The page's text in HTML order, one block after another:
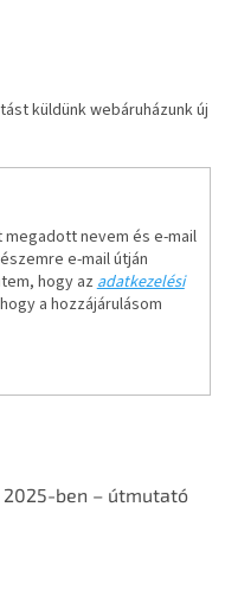
küldünk webáruházunk új
megadott nevem és e-mail
e-mail útján
hogy azadatkezelési
a hozzájárulásom
ben – útmutató